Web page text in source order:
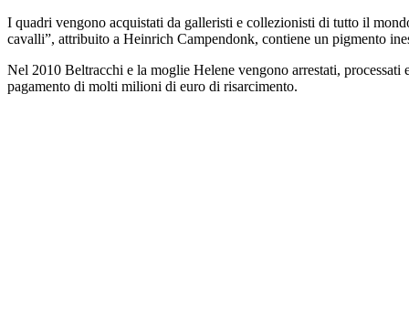
I quadri vengono acquistati da galleristi e collezionisti di tutto il
cavalli”, attribuito a Heinrich Campendonk, contiene un pigmento
Nel 2010 Beltracchi e la moglie Helene vengono arrestati, processati
pagamento di molti milioni di euro di risarcimento.